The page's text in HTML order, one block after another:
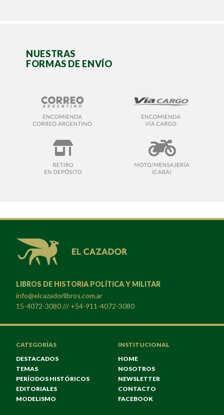
NUESTRAS
FORMAS DE ENVÍO
LIBROS DE HISTORIA POLÍTICA Y MILITAR
info@elcazadorlibros.com.ar
15-4072-3080 /// +54-911-4072-3080
CATEGORÍAS
DESTACADOS
TEMAS
PERÍODOS HISTÓRICOS
EDITORIALES
MODELISMO
INSTITUCIONAL
HOME
NOSOTROS
NEWSLETTER
CONTACTO
FACEBOOK